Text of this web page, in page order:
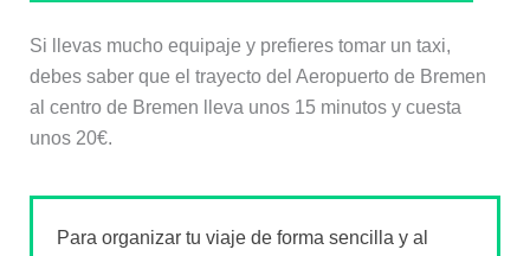
Si llevas mucho equipaje y prefieres tomar un taxi,
debes saber que el trayecto del Aeropuerto de Bremen
al centro de Bremen lleva unos 15 minutos y cuesta
unos 20€.
Para organizar tu viaje de forma sencilla y al